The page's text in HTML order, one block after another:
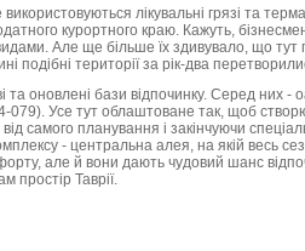
лікувальні грязі та
курортного краю. Кажуть,
Але ще більше їх здивувало, що
подібні території за рік-два
оновлені бази відпочинку. Серед них -
Усе тут облаштоване так, щоб
самого планування і закінчуючи
- центральна алея, на якій весь
але й вони дають чудовий шанс
простір Таврії.